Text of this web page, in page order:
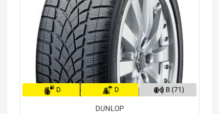
D D B (71)
DUNLOP